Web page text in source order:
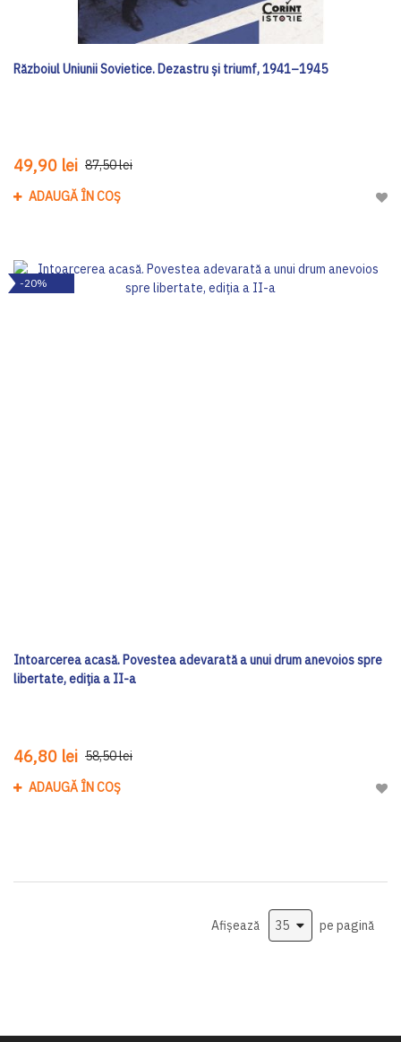
Războiul Uniunii Sovietice. Dezastru și triumf, 1941–1945
49,90 lei 87,50 lei
ADAUGĂ ÎN COȘ
-20%
Intoarcerea acasă. Povestea adevarată a unui drum anevoios spre
libertate, ediția a II-a
46,80 lei 58,50 lei
ADAUGĂ ÎN COȘ
Afișează pe pagină